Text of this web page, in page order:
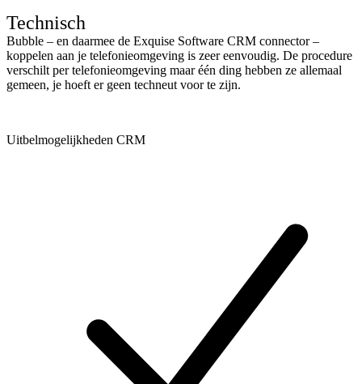
Technisch
Bubble – en daarmee de Exquise Software CRM connector –
koppelen aan je telefonieomgeving is zeer eenvoudig. De procedure
verschilt per telefonieomgeving maar één ding hebben ze allemaal
gemeen, je hoeft er geen techneut voor te zijn.
Uitbelmogelijkheden CRM